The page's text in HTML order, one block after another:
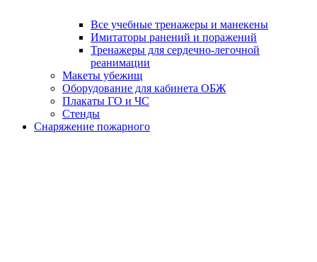
Все учебные тренажеры и манекены
Имитаторы ранений и поражений
Тренажеры для сердечно-легочной
реанимации
Макеты убежищ
Оборудование для кабинета ОБЖ
Плакаты ГО и ЧС
Стенды
Снаряжение пожарного